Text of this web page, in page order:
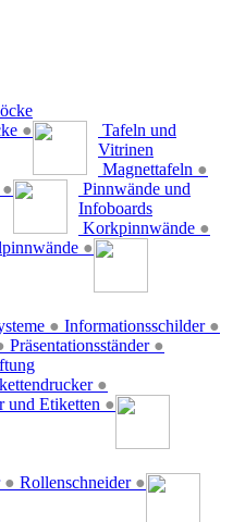
●
Tafeln und
Vitrinen
Magnettafeln ●
●
Pinnwände und
Infoboards
Korkpinnwände ●
●
● Informationsschilder ●
Präsentationsständer ●
●
und Etiketten ●
● Rollenschneider ●